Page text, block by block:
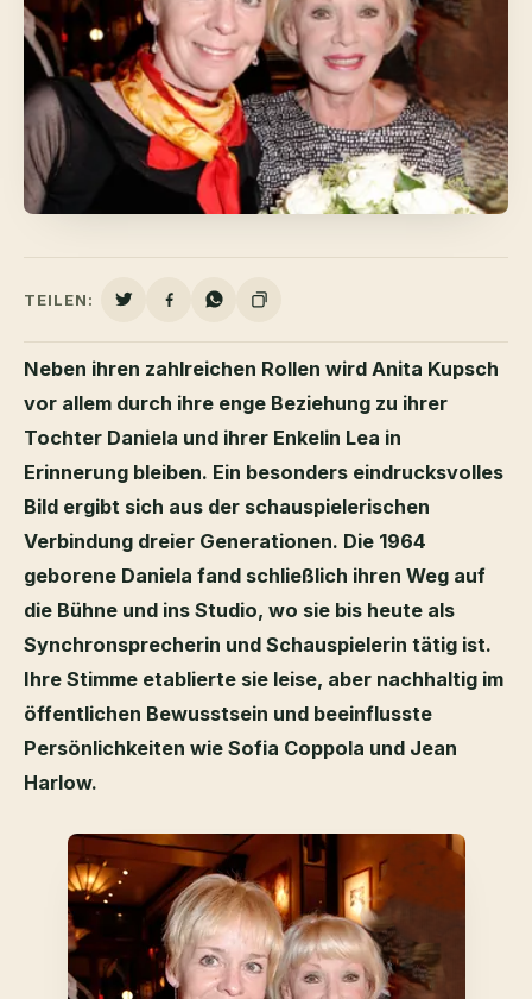
TEILEN:
Neben ihren zahlreichen Rollen wird Anita Kupsch
vor allem durch ihre enge Beziehung zu ihrer
Tochter Daniela und ihrer Enkelin Lea in
Erinnerung bleiben. Ein besonders eindrucksvolles
Bild ergibt sich aus der schauspielerischen
Verbindung dreier Generationen. Die 1964
geborene Daniela fand schließlich ihren Weg auf
die Bühne und ins Studio, wo sie bis heute als
Synchronsprecherin und Schauspielerin tätig ist.
Ihre Stimme etablierte sie leise, aber nachhaltig im
öffentlichen Bewusstsein und beeinflusste
Persönlichkeiten wie Sofia Coppola und Jean
Harlow.